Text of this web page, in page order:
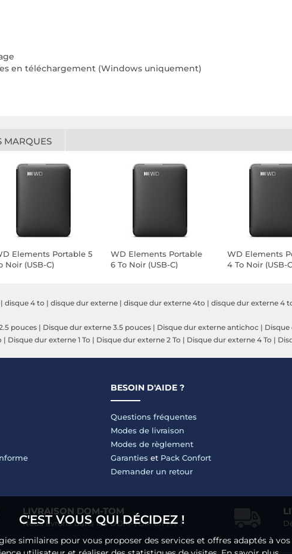
en téléchargement (Windows uniquement)
MARQUES
Elements Portable 5
Noir (USB-C)
WD Elements Portable
6 To Noir (USB-C)
WD Elements
4 To Noir (USB-
| disque 4 to | disque dur externe | disque dur externe 4to | disque dur externe 4
pouces | Disque dur externe 3.5 pouces | Disque dur externe antichoc |
| Disque dur externe 1 To | Disque dur externe 2 To | Disque dur externe 4 To |
BESOIN D'AIDE ?
Questions fréquentes
Modes de livraison
Modes de règlement
Garanties et Pack Confort
Demander un retour
LIVRAISON DOM-TOM
Nous livrons dans les DOM-TOM en HT !
C'EST VOUS QUI DÉCIDEZ !
similaires pour vous proposer des services et offres adaptés à